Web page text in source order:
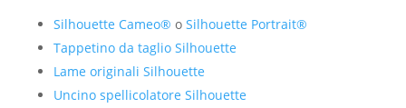
Silhouette Cameo® o Silhouette Portrait®
Tappetino da taglio Silhouette
Lame originali Silhouette
Uncino spellicolatore Silhouette